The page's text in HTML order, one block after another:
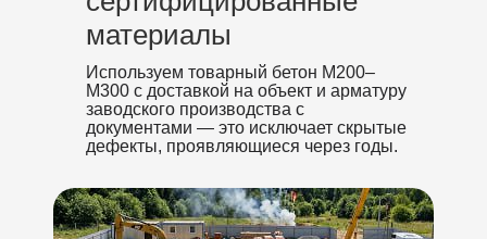
материалы
Используем товарный бетон М200–
М300 с доставкой на объект и арматуру
заводского производства с
документами — это исключает скрытые
дефекты, проявляющиеся через годы.